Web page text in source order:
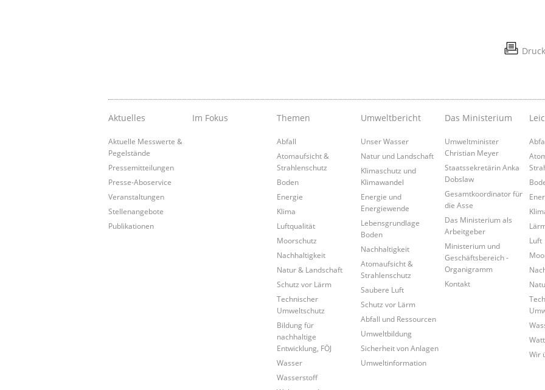
Aktuelles
Aktuelle Messwerte &
Pegelstände
Pressemitteilungen
Presse-Aboservice
Veranstaltungen
Stellenangebote
Publikationen
Im Fokus Themen
Abfall
Atomaufsicht &
Strahlenschutz
Boden
Energie
Klima
Luftqualität
Moorschutz
Nachhaltigkeit
Natur & Landschaft
Schutz vor Lärm
Technischer
Umweltschutz
Bildung für
nachhaltige
Entwicklung, FÖJ
Wasser
Wasserstoff
Umweltbericht
Unser Wasser
Natur und Landschaft
Klimaschutz und
Klimawandel
Energie und
Energiewende
Lebensgrundlage
Boden
Nachhaltigkeit
Atomaufsicht &
Strahlenschutz
Saubere Luft
Schutz vor Lärm
Abfall und Ressourcen
Umweltbildung
Sicherheit von Anlagen
Umweltinformation
Das Ministerium
Umweltminister
Christian Meyer
Staatssekretärin Anka
Dobslaw
Gesamtkoordinator für
die Asse
Das Ministerium als
Arbeitgeber
Ministerium und
Geschäftsbereich -
Organigramm
Kontakt
Luft
Wir